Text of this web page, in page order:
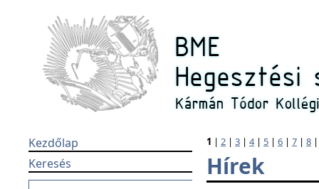
Kezdőlap
Keresés
1 | 2 | 3 | 4| 5 | 6 | 7 | 8
Hírek